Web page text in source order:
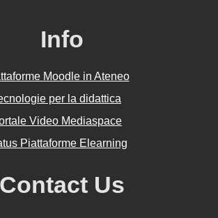
Info
Moodle in Ateneo
per la didattica
Video Mediaspace
Piattaforme Elearning
Contact Us